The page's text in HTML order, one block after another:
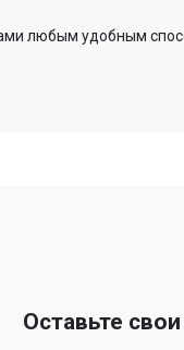
любым удобным
Оставьте